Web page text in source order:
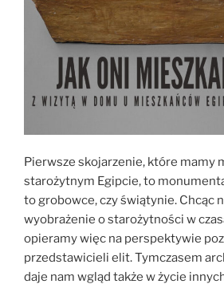
Pierwsze skojarzenie, które mamy
starożytnym Egipcie, to
to grobowce, czy świątynie. Chcąc
wyobrażenie o starożytności w
opieramy więc na perspektywie
przedstawicieli elit. Tymczasem
daje nam wgląd także w życie